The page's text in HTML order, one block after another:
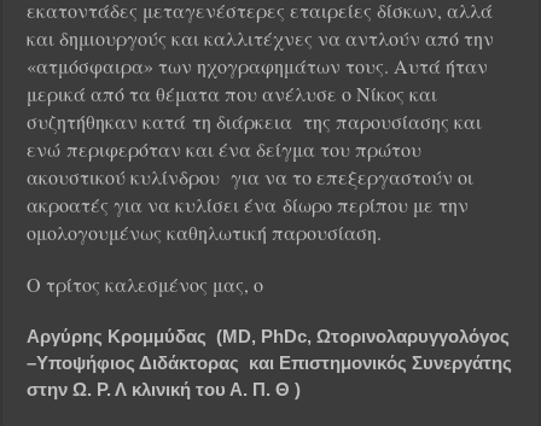
εκατοντάδες μεταγενέστερες εταιρείες δίσκων, αλλά
και δημιουργούς και καλλιτέχνες να αντλούν από την
«ατμόσφαιρα» των ηχογραφημάτων τους. Αυτά ήταν
μερικά από τα θέματα που ανέλυσε ο Νίκος και
συζητήθηκαν κατά τη διάρκεια της παρουσίασης και
ενώ περιφερόταν και ένα δείγμα του πρώτου
ακουστικού κυλίνδρου για να το επεξεργαστούν οι
ακροατές για να κυλίσει ένα δίωρο περίπου με την
ομολογουμένως καθηλωτική παρουσίαση.
Ο τρίτος καλεσμένος μας, ο
Αργύρης Κρομμύδας(MD, PhDc, Ωτορινολαρυγγολόγος
–Υποψήφιος Διδάκτορας και Επιστημονικός Συνεργάτης
στην Ω. Ρ. Λ κλινική του Α. Π. Θ )